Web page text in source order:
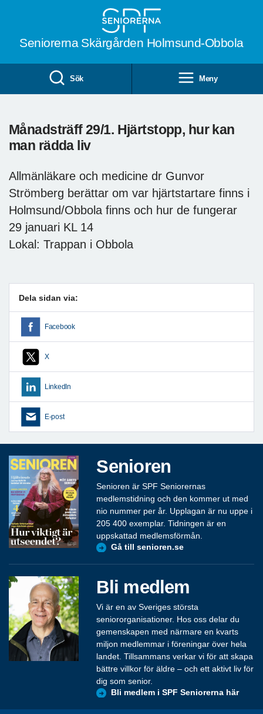
Seniorerna Skärgården Holmsund-Obbola
Sök Meny
Månadsträff 29/1. Hjärtstopp, hur kan
man rädda liv
Allmänläkare och medicine dr Gunvor
Strömberg berättar om var hjärtstartare finns i
Holmsund/Obbola finns och hur de fungerar
29 januari KL 14
Lokal: Trappan i Obbola
Dela sidan via:
Facebook
X
LinkedIn
E-post
Senioren
Senioren är SPF Seniorernas
medlemstidning och den kommer ut med
nio nummer per år. Upplagan är nu uppe i
205 400 exemplar. Tidningen är en
uppskattad medlemsförmån.
Gå till senioren.se
Bli medlem
Vi är en av Sveriges största
seniororganisationer. Hos oss delar du
gemenskapen med närmare en kvarts
miljon medlemmar i föreningar över hela
landet. Tillsammans verkar vi för att skapa
bättre villkor för äldre – och ett aktivt liv för
dig som senior.
Bli medlem i SPF Seniorerna här